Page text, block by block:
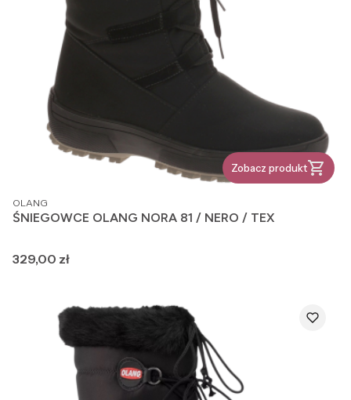
Zobacz produkt
PRODUCENT
OLANG
ŚNIEGOWCE OLANG NORA 81 / NERO / TEX
Cena
329,00 zł